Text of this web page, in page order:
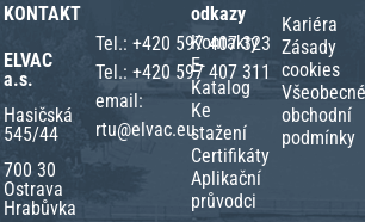
KONTAKT
ELVAC
a.s.
Hasičská
545/44
700 30
Ostrava
Hrabůvka
Tel.:+420 597 407 323
Tel.:+420 597 407 311
email:
rtu@elvac.eu
odkazy
Kontakty
E-
Katalog
Ke
stažení
Certifikáty
Aplikační
průvodci
Kariéra
Zásady
cookies
obchodní
podmínky